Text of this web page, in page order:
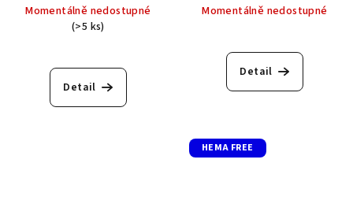
Momentálně nedostupné
(>5 ks)
Detail
Momentálně nedostupné
hodnocení
produktu
hvězdiček.
Detail
HEMA FREE